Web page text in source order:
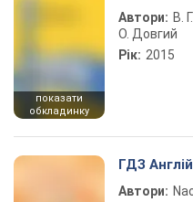
показати
обкладинку
Автори: В.
О. Довгий
Рік: 2015
ГДЗ
Автори: